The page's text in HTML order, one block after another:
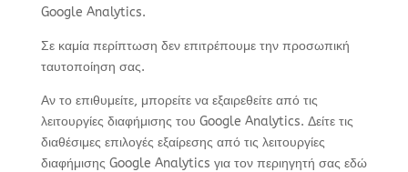
Google Analytics.
Σε καμία περίπτωση δεν επιτρέπουμε την προσωπική
ταυτοποίηση σας.
Αν το επιθυμείτε, μπορείτε να εξαιρεθείτε από τις
λειτουργίες διαφήμισης του Google Analytics. Δείτε τις
διαθέσιμες επιλογές εξαίρεσης από τις λειτουργίες
διαφήμισης Google Analytics για τον περιηγητή σας εδώ